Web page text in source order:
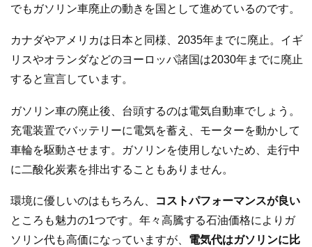
でもガソリン車廃止の動きを国として進めているのです。
カナダやアメリカは日本と同様、2035年までに廃止。イギ
リスやオランダなどのヨーロッパ諸国は2030年までに廃止
すると宣言しています。
ガソリン車の廃止後、台頭するのは電気自動車でしょう。
充電装置でバッテリーに電気を蓄え、モーターを動かして
車輪を駆動させます。ガソリンを使用しないため、走行中
に二酸化炭素を排出することもありません。
環境に優しいのはもちろん、
コストパフォーマンスが良い
ところも魅力の1つです。年々高騰する石油価格によりガ
ソリン代も高価になっていますが、 電気代はガソリンに比